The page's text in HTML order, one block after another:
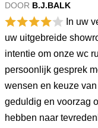
DOOR B.J.BALK
In uw
uw uitgebreide
intentie om onze wc
persoonlijk gesprek
wensen en keuze
geduldig en voorzag
hebben naar